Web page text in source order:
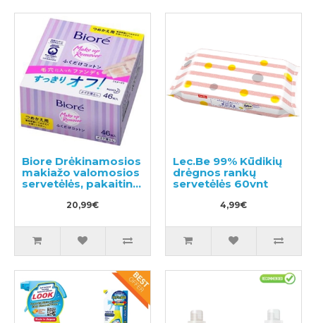
Biore Drėkinamosios
makiažo valomosios
servetėlės, pakaitinis
20,99€
Lec.Be 99% Kūdikių
drėgnos rankų
servetėlės 60vnt
4,99€